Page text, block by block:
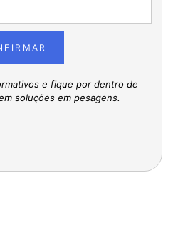
e fique por dentro de
soluções em pesagens.